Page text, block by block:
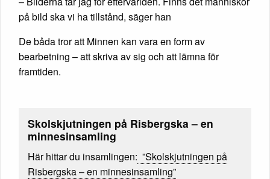
på bild ska vi ha tillstånd, säger han
De båda tror att Minnen kan vara en form av
bearbetning – att skriva av sig och att lämna för
framtiden.
Skolskjutningen på Risbergska – en
minnesinsamling
Här hittar du insamlingen: ”Skolskjutningen på
Risbergska – en minnesinsamling”